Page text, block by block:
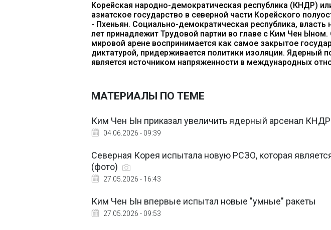
Корейская народно-демократическая республика (КНДР)
азиатское государство в северной части Корейского
- Пхеньян. Социально-демократическая республика, власть
лет принадлежит Трудовой партии во главе с Ким Чен Ыном.
мировой арене воспринимается как самое закрытое
диктатурой, придерживается политики изоляции. Ядерный
является источником напряженности в международных
МАТЕРИАЛЫ ПО ТЕМЕ
Ким Чен Ын приказал увеличить ядерный арсенал КНДР
04.06.2026 - 09:39
Северная Корея испытала новую РСЗО, которая
(фото)
27.05.2026 - 16:43
Ким Чен Ын впервые испытал новые "умные" ракеты
27.05.2026 - 09:53